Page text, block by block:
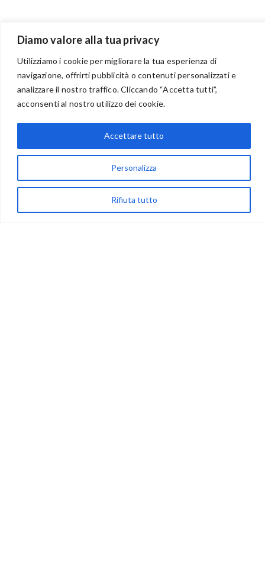
Diamo valore alla tua privacy
Utilizziamo i cookie per migliorare la tua esperienza di
navigazione, offrirti pubblicità o contenuti personalizzati e
analizzare il nostro traffico. Cliccando “Accetta tutti”,
acconsenti al nostro utilizzo dei cookie.
Personalizza
Rifiuta tutto
Accettare tutto
BENVENUTI NEL PORTALE RIVENDITORI
via Acqua delle Noci 12
83024 Monteforte Irpino (AV)
(+39) 081-7777233